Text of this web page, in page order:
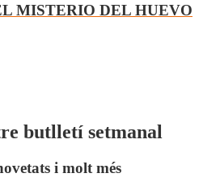
MISTERIO DEL HUEVO
butlletí setmanal
i molt més